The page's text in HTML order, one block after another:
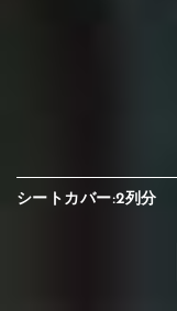
シートカバー:2列分